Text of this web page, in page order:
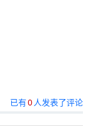
已有0人发表了评论